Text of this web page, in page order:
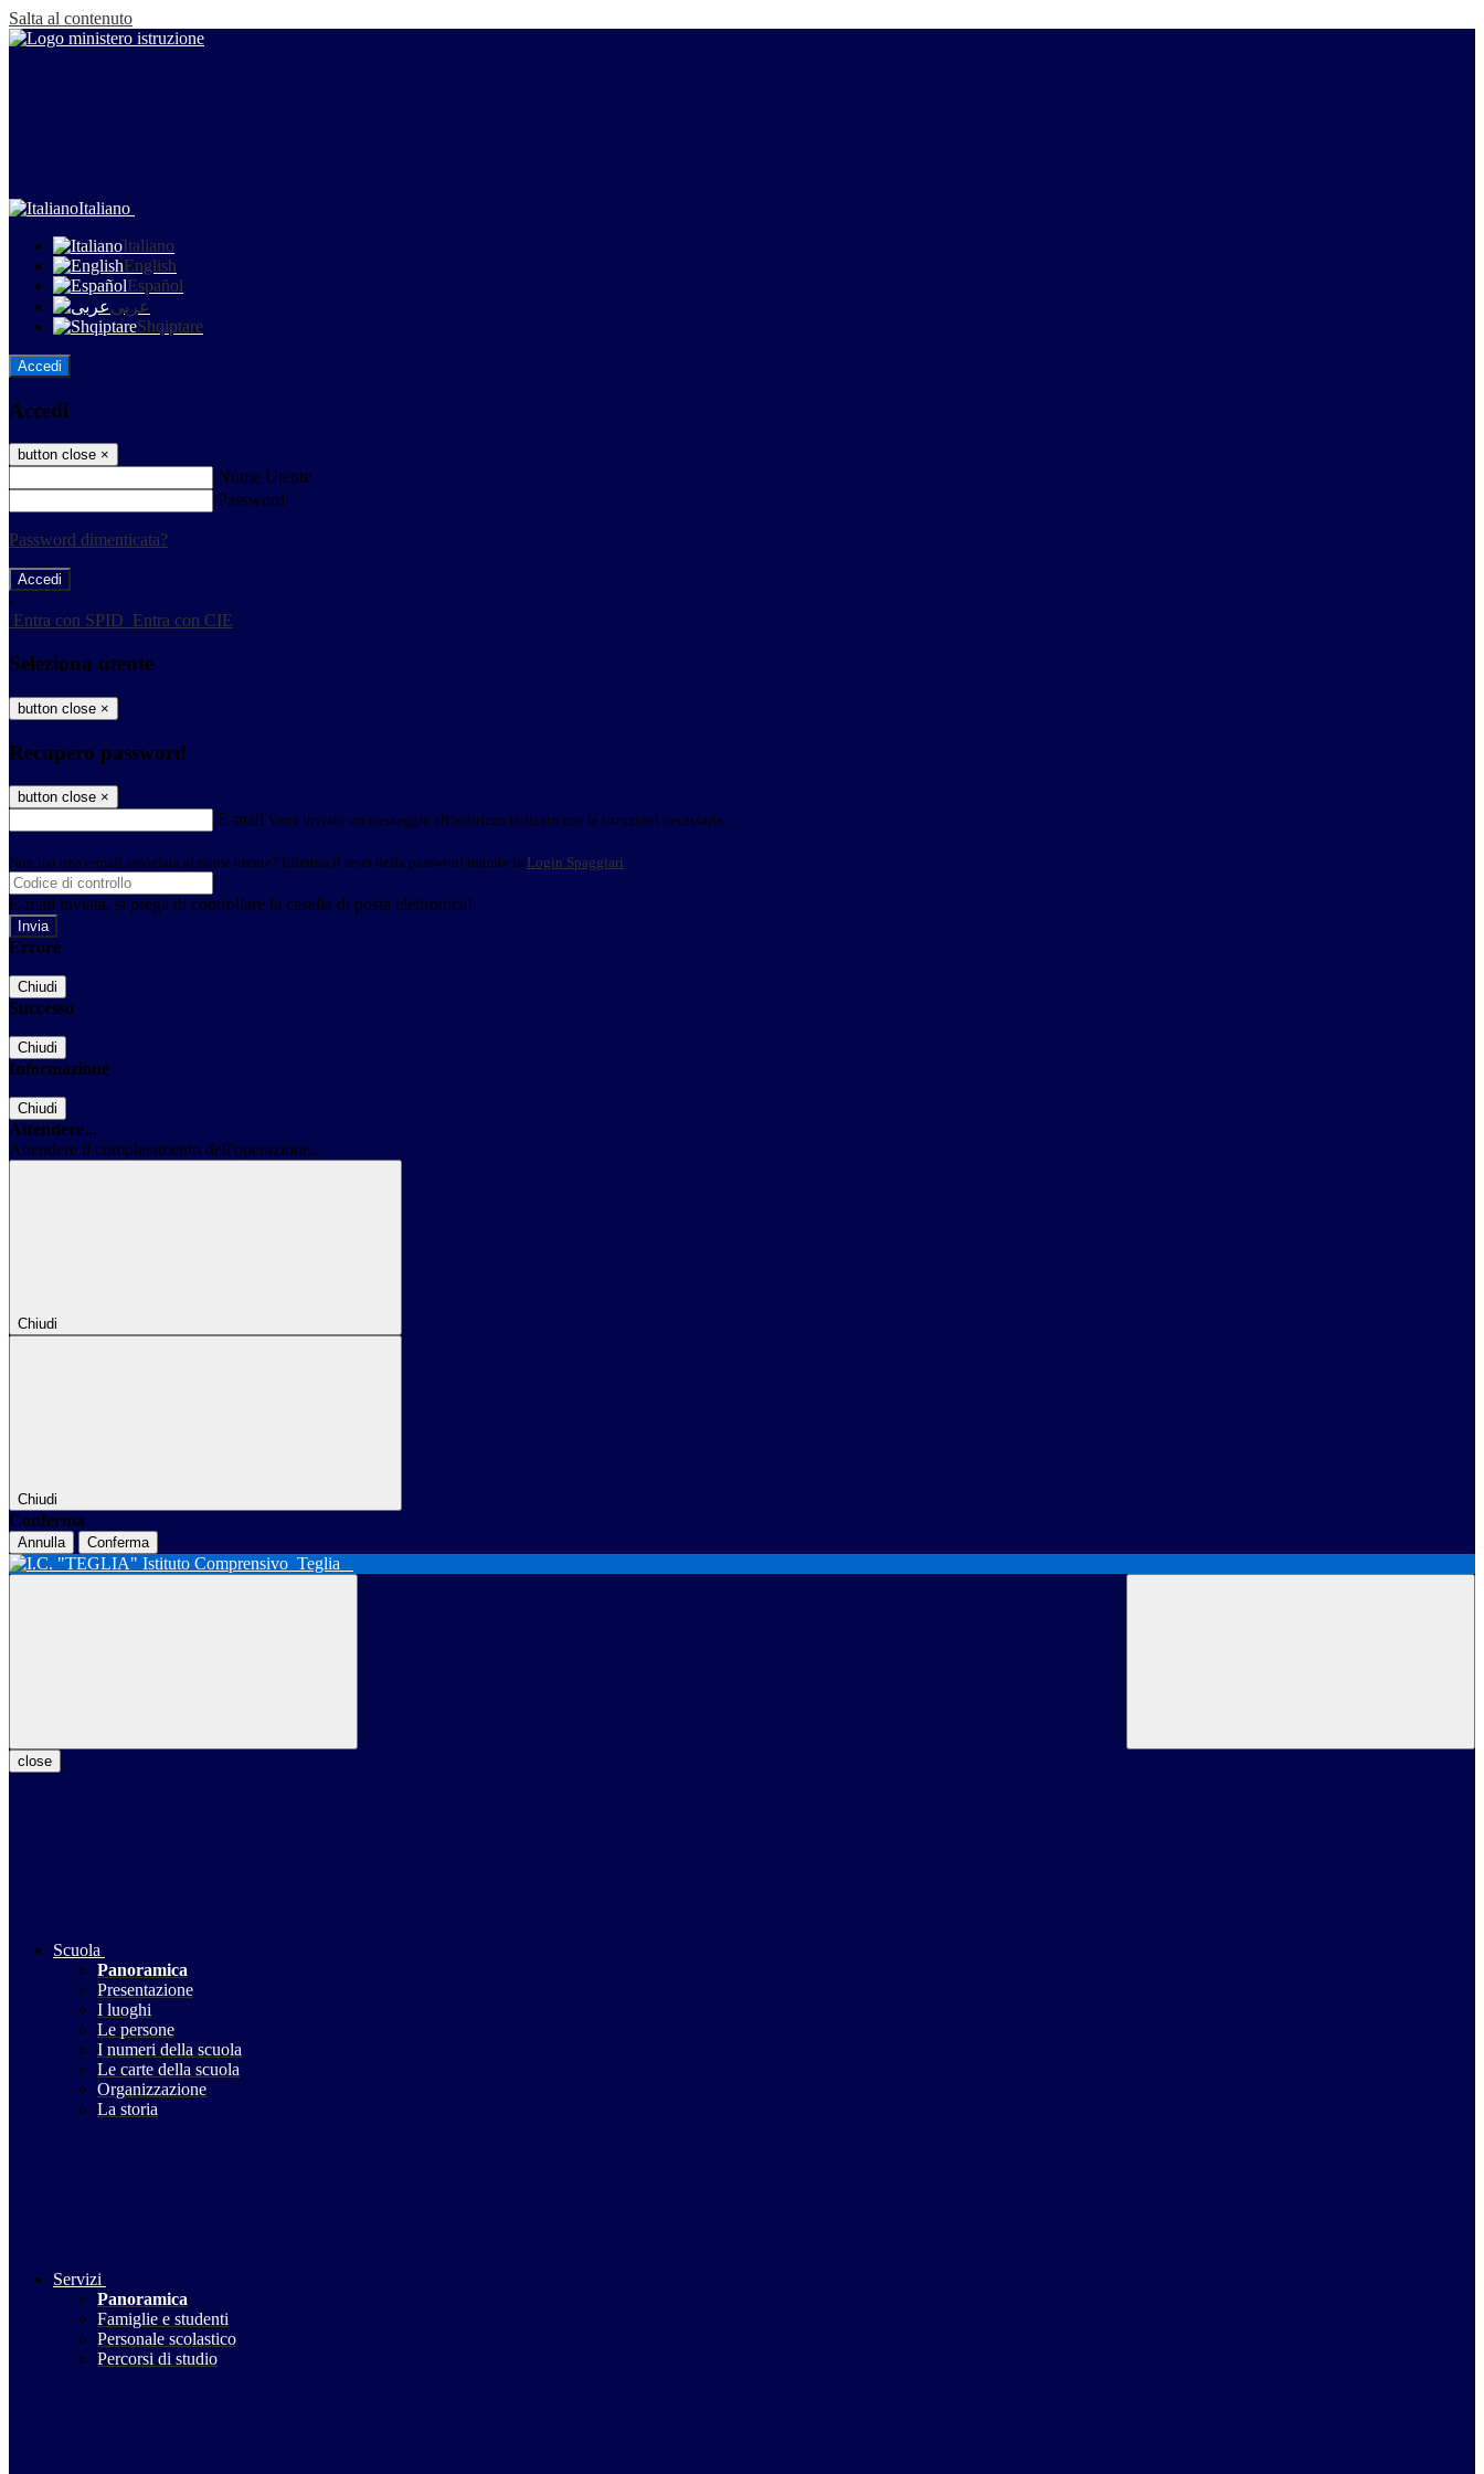
Salta al contenuto
Italiano
Italiano
English
Español
عربى
Shqiptare
Accedi
Accedi
button close ×
Nome Utente
Password
Password dimenticata?
-
Entra con SPID Entra con CIE
Seleziona utente
button close ×
Recupero password
button close ×
E-mail Verrà inviato un messaggio all'indirizzo indicato con le istruzioni necessarie.
Non hai una e-mail associata al nome utente? Effettua il reset della password tramite la Login Spaggiari
E-mail inviata, si prega di controllare la casella di posta elettronica!
Errore
Chiudi
Successo
Chiudi
Informazione
Chiudi
Attendere...
Attendere il completamento dell'operazione...
Chiudi
Chiudi
Conferma
Annulla Conferma
Istituto Comprensivo Teglia
close
Scuola
Panoramica
Presentazione
I luoghi
Le persone
I numeri della scuola
Le carte della scuola
Organizzazione
La storia
Servizi
Panoramica
Famiglie e studenti
Personale scolastico
Percorsi di studio